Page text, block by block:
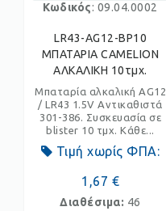
Κωδικός: 09.04.0002
LR43-AG12-BP10
ΜΠΑΤΑΡΙΑ CAMELION
ΑΛΚΑΛΙΚΗ 10τμχ.
Μπαταρία αλκαλική AG12
/ LR43 1.5V Αντικαθιστά
301-386. Συσκευασία σε
blister 10 τμχ. Κάθε...
Τιμή χωρίς ΦΠΑ:
1,67 €
Διαθέσιμα: 46